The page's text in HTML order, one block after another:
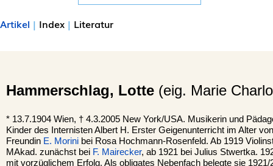
Artikel | Index | Literatur
Hammerschlag, Lotte (eig. Marie
* 13.7.1904 Wien, † 4.3.2005 New York/USA. Musikerin und
Kinder des Internisten Albert H. Erster Geigenunterricht im Alter
Freundin E. Morini bei Rosa Hochmann-Rosenfeld. Ab 1919
MAkad. zunächst bei F. Mairecker, ab 1921 bei Julius Stwertka.
mit vorzüglichem Erfolg. Als obligates Nebenfach belegte sie